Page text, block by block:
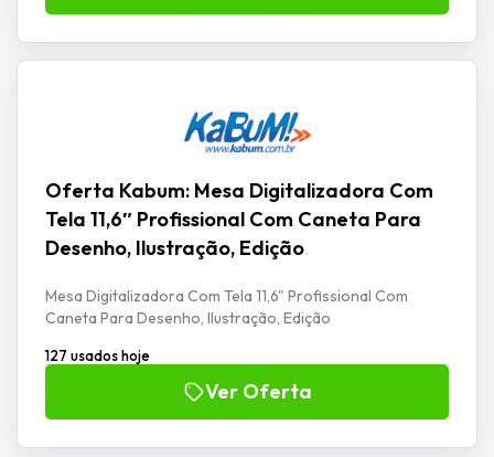
Oferta Kabum: Mesa Digitalizadora Com
Tela 11,6″ Profissional Com Caneta Para
Desenho, Ilustração, Edição
Mesa Digitalizadora Com Tela 11,6" Profissional Com
Caneta Para Desenho, Ilustração, Edição
127 usados hoje
Ver Oferta